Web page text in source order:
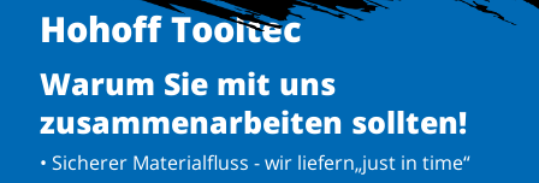
Hohoff Tooltec
Warum Sie mit uns
zusammenarbeiten sollten!
• Sicherer Materialfluss - wir liefern„just in time“